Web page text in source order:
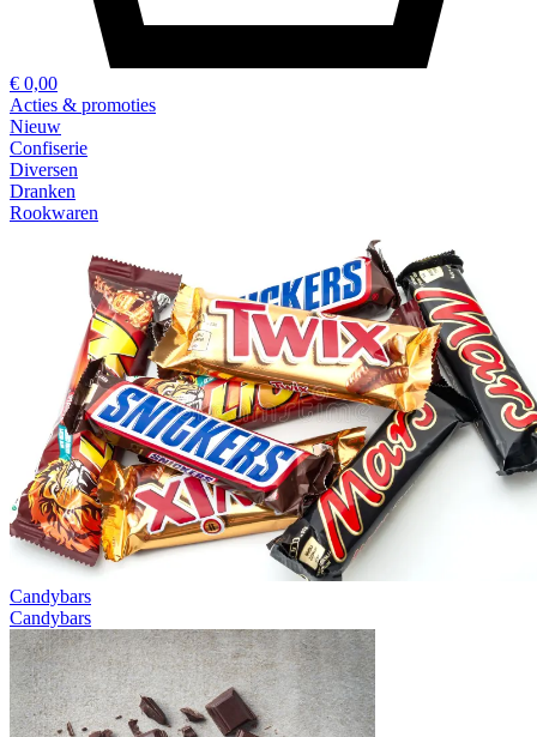
€ 0,00
Acties & promoties
Nieuw
Confiserie
Diversen
Dranken
Rookwaren
Candybars
Candybars